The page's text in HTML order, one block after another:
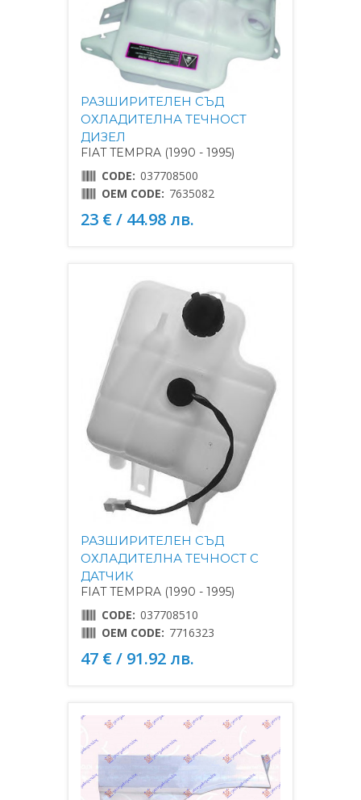
РАЗШИРИТЕЛЕН СЪД
ОХЛАДИТЕЛНА ТЕЧНОСТ
ДИЗЕЛ
FIAT TEMPRA (1990 - 1995)
CODE: 037708500
OEM CODE: 7635082
23 € / 44.98 лв.
РАЗШИРИТЕЛЕН СЪД
ОХЛАДИТЕЛНА ТЕЧНОСТ С
ДАТЧИК
FIAT TEMPRA (1990 - 1995)
CODE: 037708510
OEM CODE: 7716323
47 € / 91.92 лв.